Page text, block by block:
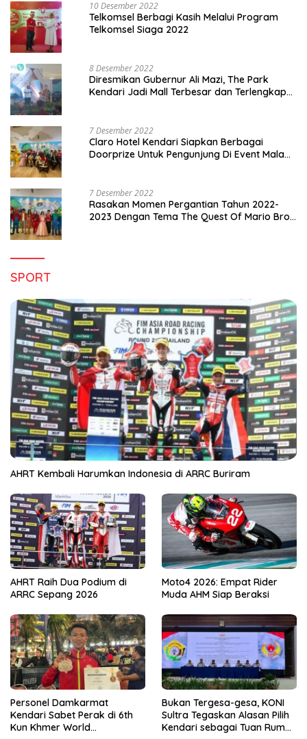
10 Desember 2022
Telkomsel Berbagi Kasih Melalui Program
Telkomsel Siaga 2022
8 Desember 2022
Diresmikan Gubernur Ali Mazi, The Park
Kendari Jadi Mall Terbesar dan Terlengkap
7 Desember 2022
Claro Hotel Kendari Siapkan Berbagai
Doorprize Untuk Pengunjung Di Event Malam
7 Desember 2022
Rasakan Momen Pergantian Tahun 2022-
2023 Dengan Tema The Quest Of Mario Bros
SPORT
AHRT Kembali Harumkan Indonesia di ARRC Buriram
AHRT Raih Dua Podium di
ARRC Sepang 2026
Moto4 2026: Empat Rider
Muda AHM Siap Beraksi
Personel Damkarmat
Kendari Sabet Perak di 6th
Kun Khmer World
Bukan Tergesa-gesa, KONI
Sultra Tegaskan Alasan Pilih
Kendari sebagai Tuan Rumah